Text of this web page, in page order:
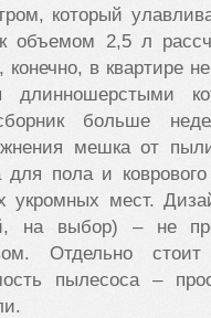
который
объемом 2,5 л
конечно, в квартире
длинношерстыми
больше
мешка от
для пола и
укромных мест.
на выбор) – не
Отдельно
пылесоса –